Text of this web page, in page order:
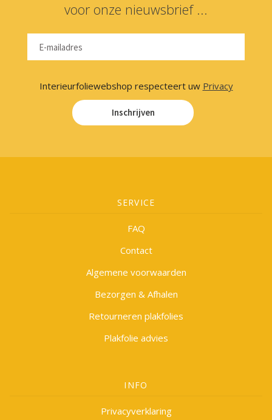
voor onze nieuwsbrief ...
Interieurfoliewebshop respecteert uw Privacy
Inschrijven
SERVICE
FAQ
Contact
Algemene voorwaarden
Bezorgen & Afhalen
Retourneren plakfolies
Plakfolie advies
INFO
Privacyverklaring